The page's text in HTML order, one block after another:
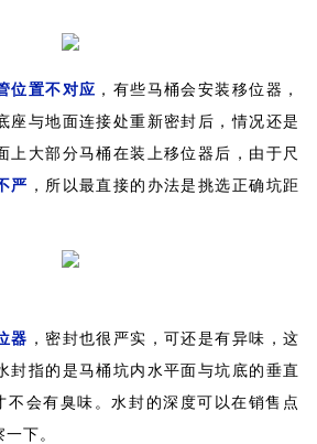
位置不对应 ，有些马桶会安装移位器，
座与地面连接处重新密封后，情况还是
上大部分马桶在装上移位器后，由于尺
严 ，所以最直接的办法是挑选正确坑距
器 ，密封也很严实，可还是有异味，这
封指的是马桶坑内水平面与坑底的垂直
不会有臭味。水封的深度可以在销售点
下。